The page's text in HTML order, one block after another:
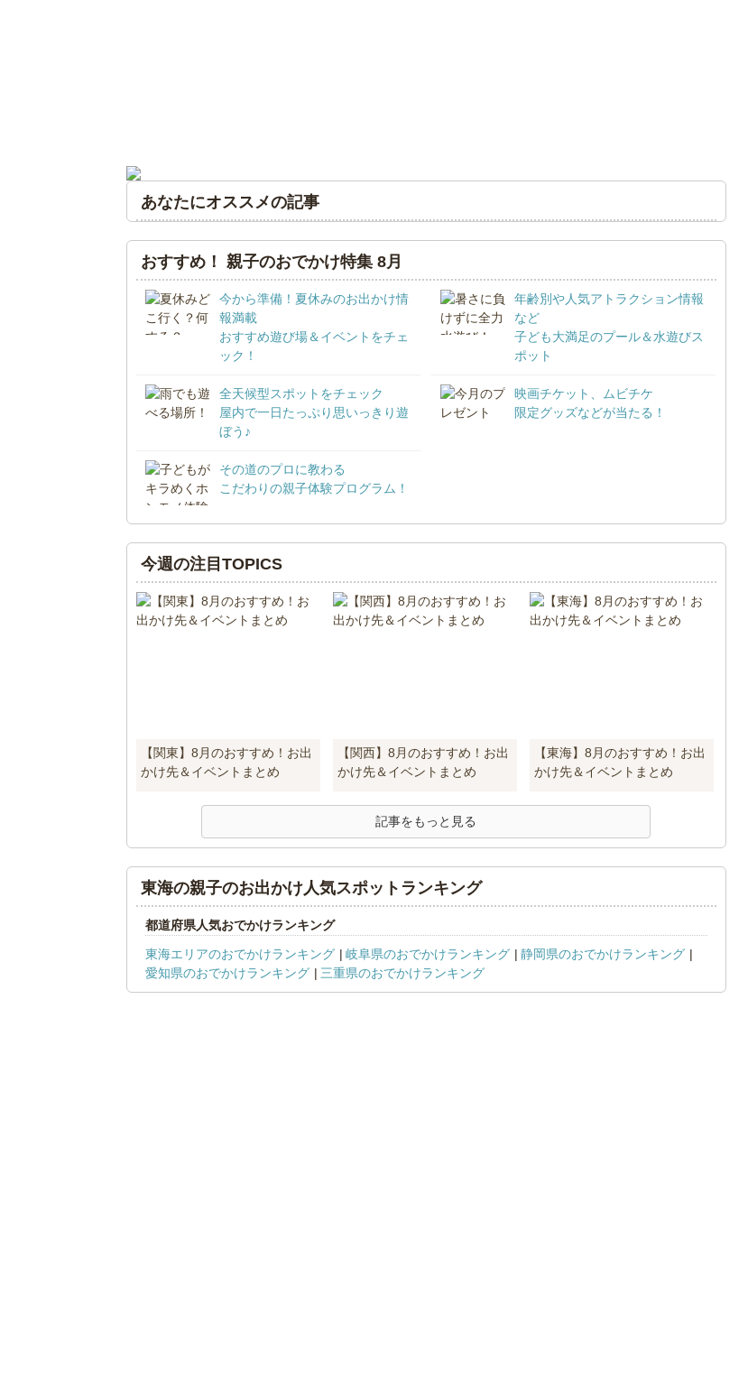
あなたにオススメの記事
おすすめ！ 親子のおでかけ特集 8月
今から準備！夏休みのお出かけ情
報満載
おすすめ遊び場＆イベントをチェ
ック！
年齢別や人気アトラクション情報
など
子ども大満足のプール＆水遊びス
ポット
全天候型スポットをチェック
屋内で一日たっぷり思いっきり遊
ぼう♪
映画チケット、ムビチケ
限定グッズなどが当たる！
その道のプロに教わる
こだわりの親子体験プログラム！
今週の注目TOPICS
【関東】8月のおすすめ！お出
かけ先＆イベントまとめ
【関西】8月のおすすめ！お出
かけ先＆イベントまとめ
【東海】8月のおすすめ！お出
かけ先＆イベントまとめ
記事をもっと見る
東海の親子のお出かけ人気スポットランキング
都道府県人気おでかけランキング
東海エリアのおでかけランキング
岐阜県のおでかけランキング
静岡県のおでかけランキング
愛知県のおでかけランキング
三重県のおでかけランキング